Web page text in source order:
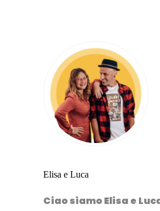
Elisa e Luca
Ciao siamo Elisa e